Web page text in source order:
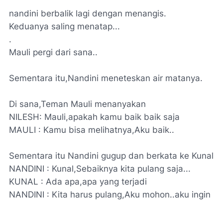
nandini berbalik lagi dengan menangis.
Keduanya saling menatap...
.
Mauli pergi dari sana..
Sementara itu,Nandini meneteskan air matanya.
Di sana,Teman Mauli menanyakan
NILESH: Mauli,apakah kamu baik baik saja
MAULI : Kamu bisa melihatnya,Aku baik..
Sementara itu Nandini gugup dan berkata ke Kunal
NANDINI : Kunal,Sebaiknya kita pulang saja...
KUNAL : Ada apa,apa yang terjadi
NANDINI : Kita harus pulang,Aku mohon..aku ingin